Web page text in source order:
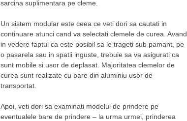
sarcina suplimentara pe cleme.
Un sistem modular este ceea ce veti dori sa cautati in
continuare atunci cand va selectati clemele de curea. Avand
in vedere faptul ca este posibil sa le trageti sub pamant, pe
o pasarela sau in spatii inguste, trebuie sa va asigurati ca
sunt mobile si usor de deplasat. Majoritatea clemelor de
curea sunt realizate cu bare din aluminiu usor de
transportat.
Apoi, veti dori sa examinati modelul de prindere pe
eventualele bare de prindere – la urma urmei, prinderea